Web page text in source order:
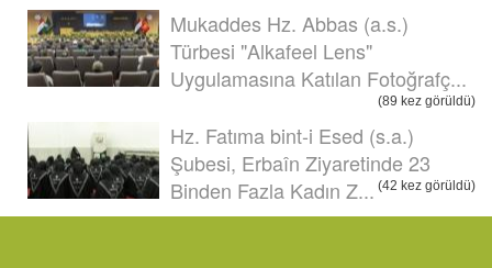
Mukaddes Hz. Abbas (a.s.)
Türbesi "Alkafeel Lens"
Uygulamasına Katılan Fotoğrafç...
(89 kez görüldü)
Hz. Fatıma bint-i Esed (s.a.)
Şubesi, Erbaîn Ziyaretinde 23
Binden Fazla Kadın Z... (42 kez görüldü)